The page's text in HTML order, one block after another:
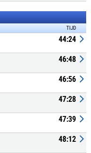
TIJD
44:24
46:48
46:56
47:28
47:39
48:12